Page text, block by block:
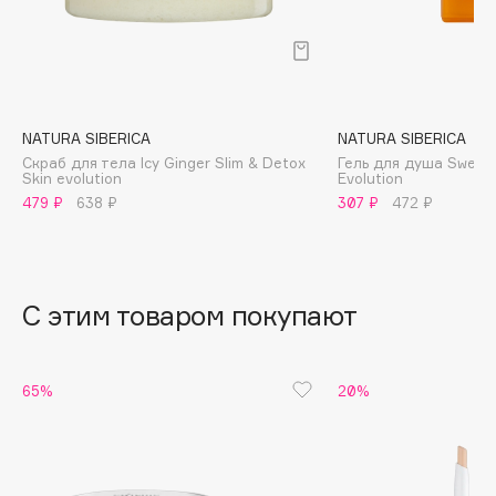
Banderas
Basicare
Beautyblades
НОВИНКА
NATURA SIBERICA
Скраб для тела Icy Ginger Slim & Detox
Skin evolution
479 ₽
638 ₽
NATURA SIBERICA
Гель для душа Sweet
Evolution
307 ₽
472 ₽
С этим товаром покупают
65% 20%